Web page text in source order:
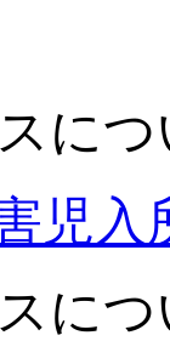
に
児入
に